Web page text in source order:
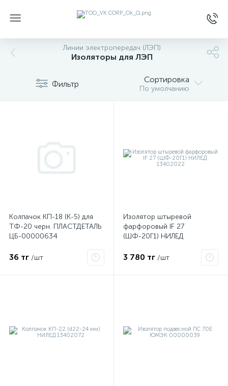
Линии электропередач (ЛЭП)
Изоляторы для ЛЭП
Фильтр Сортировка
По умолчанию
Колпачок КП-18 (К-5) для
ТФ-20 черн. ПЛАСТДЕТАЛЬ
ЦБ-00000634
36 тг /шт
Изолятор штыревой
фарфоровый IF 27
(ШФ-20Г1) НИЛЕД
3 780 тг /шт